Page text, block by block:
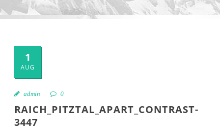
1
AUG
admin 0
RAICH_PITZTAL_APART_CONTRAST-
3447